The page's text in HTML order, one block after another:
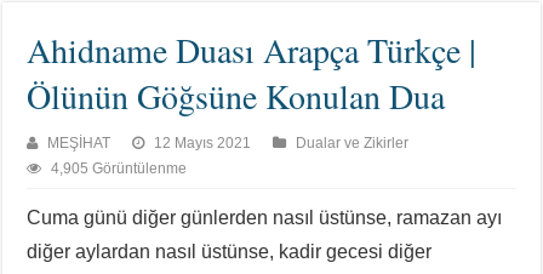
Ahidname Duası Arapça Türkçe |
Ölünün Göğsüne Konulan Dua
MEŞİHAT 12 Mayıs 2021
Dualar ve Zikirler
4,905 Görüntülenme
Cuma günü diğer günlerden nasıl üstünse, ramazan ayı
diğer aylardan nasıl üstünse, kadir gecesi diğer